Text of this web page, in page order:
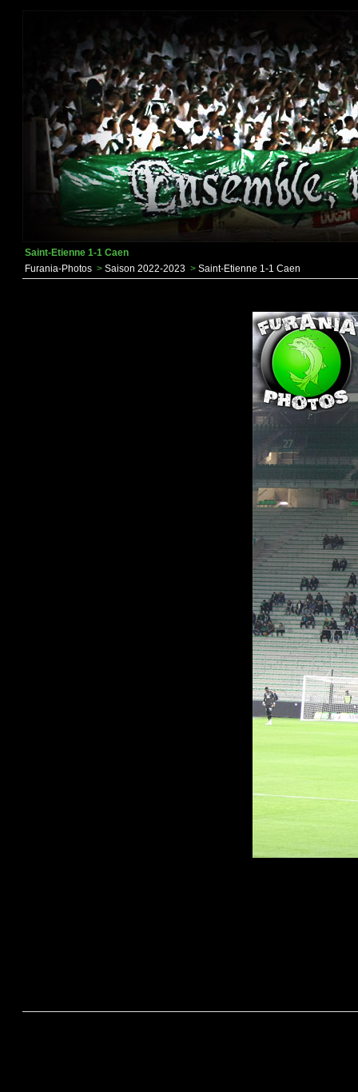
Saint-Etienne 1-1 Caen
Furania-Photos > Saison 2022-2023 > Saint-Etienne 1-1 Caen